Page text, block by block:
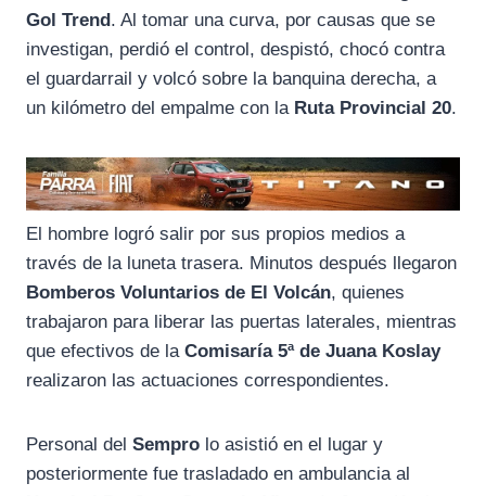
Gol Trend. Al tomar una curva, por causas que se
investigan, perdió el control, despistó, chocó contra
el guardarrail y volcó sobre la banquina derecha, a
un kilómetro del empalme con la Ruta Provincial 20.
El hombre logró salir por sus propios medios a
través de la luneta trasera. Minutos después llegaron
Bomberos Voluntarios de El Volcán, quienes
trabajaron para liberar las puertas laterales, mientras
que efectivos de la Comisaría 5ª de Juana Koslay
realizaron las actuaciones correspondientes.
Personal del Sempro lo asistió en el lugar y
posteriormente fue trasladado en ambulancia al